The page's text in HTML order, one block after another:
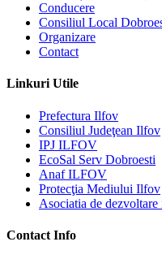
Conducere
Consiliul Local
Organizare
Contact
Linkuri Utile
Prefectura Ilfov
Consiliul Judeţean Ilfov
IPJ ILFOV
EcoSal Serv Dobroesti
Anaf ILFOV
Protecţia Mediului Ilfov
Asociatia de
Contact Info